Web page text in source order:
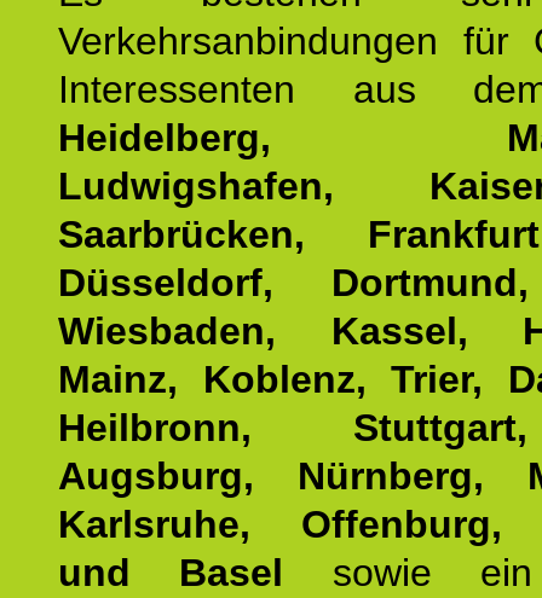
Verkehrsanbindungen für
Interessenten aus
Heidelberg,
Ludwigshafen,
Saarbrücken,
Düsseldorf,
Wiesbaden, Kassel,
Mainz, Koblenz, Trier,
Heilbronn,
Augsburg, Nürnberg,
Karlsruhe, Offenburg,
und Basel sowie ein